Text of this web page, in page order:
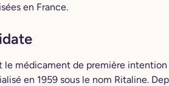
en France.
le médicament de première intention
en 1959 sous le nom Ritaline.